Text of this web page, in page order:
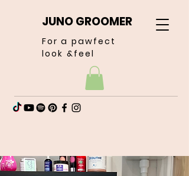
JUNO GROOMER
For a pawfect
look &feel